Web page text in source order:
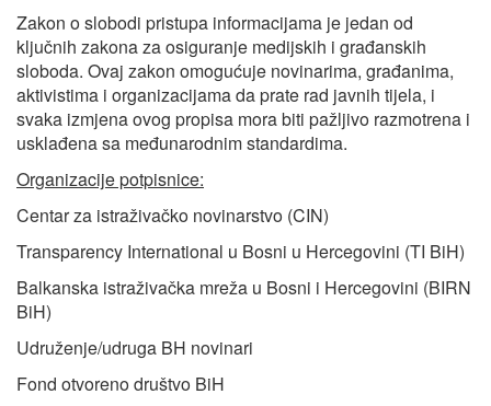
Zakon o slobodi pristupa informacijama je jedan od
ključnih zakona za osiguranje medijskih i građanskih
sloboda. Ovaj zakon omogućuje novinarima, građanima,
aktivistima i organizacijama da prate rad javnih tijela, i
svaka izmjena ovog propisa mora biti pažljivo razmotrena i
usklađena sa međunarodnim standardima.
Organizacije potpisnice:
Centar za istraživačko novinarstvo (CIN)
Transparency International u Bosni u Hercegovini (TI BiH)
Balkanska istraživačka mreža u Bosni i Hercegovini (BIRN
BiH)
Udruženje/udruga BH novinari
Fond otvoreno društvo BiH